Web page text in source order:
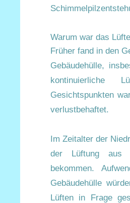
Warum war das
Früher fand in den
Gebäudehülle,
kontinuierliche
Gesichtspunkten
verlustbehaftet.
Im Zeitalter der
der Lüftung aus
bekommen.
Gebäudehülle
Lüften in Frage